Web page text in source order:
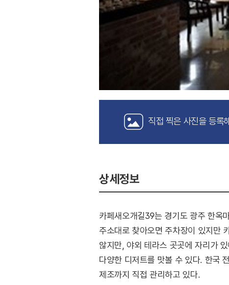
직접 찍은 사진을 등록
상세정보
카페새오개길39는 경기도 광주 한옥
주소대로 찾아오면 주차장이 있지만
않지만, 야외 테라스 곳곳에 자리가
다양한 디저트를 맛볼 수 있다. 한국
제조까지 직접 관리하고 있다.